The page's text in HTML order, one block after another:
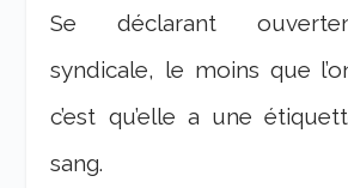
Se déclarant
syndicale, le moins que
c’est qu’elle a une
sang.